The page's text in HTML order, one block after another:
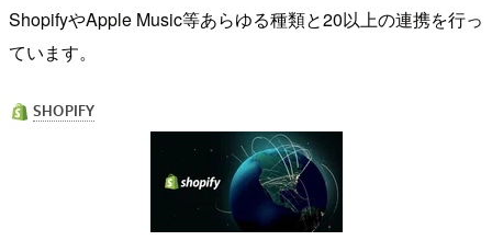
ShopifyやApple Music等あらゆる種類と20以上の連携を行っ
ています。